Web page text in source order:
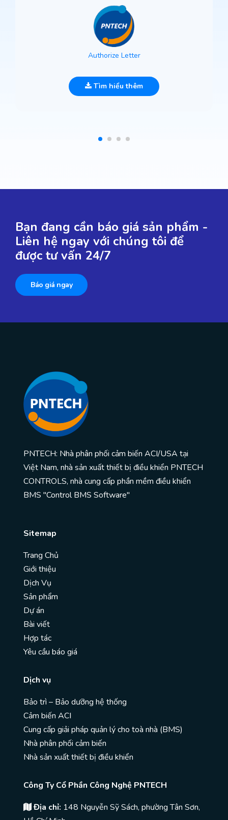
Authorize Letter
Tìm hiểu thêm
Bạn đang cần báo giá sản phẩm -
Liên hệ ngay với chúng tôi để
được tư vấn 24/7
Báo giá ngay
PNTECH: Nhà phân phối cảm biến ACI/USA tại
Việt Nam, nhà sản xuất thiết bị điều khiển PNTECH
CONTROLS, nhà cung cấp phần mềm điều khiển
BMS "Control BMS Software"
Sitemap
Trang Chủ
Giới thiệu
Dịch Vụ
Sản phẩm
Dự án
Bài viết
Hợp tác
Yêu cầu báo giá
Dịch vụ
Bảo trì – Bảo dưỡng hệ thống
Cảm biến ACI
Cung cấp giải pháp quản lý cho toà nhà (BMS)
Nhà phân phối cảm biến
Nhà sản xuất thiết bị điều khiển
Công Ty Cổ Phần Công Nghệ PNTECH
Địa chỉ: 148 Nguyễn Sỹ Sách, phường Tân Sơn,